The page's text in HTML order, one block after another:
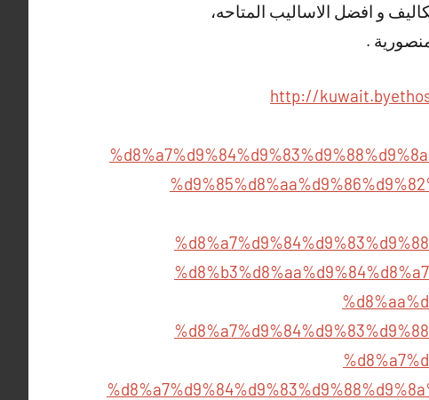
و افضل الاساليب المتاحه،
.
http://